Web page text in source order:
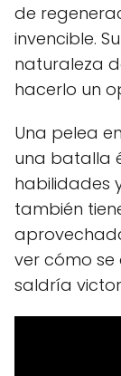
de
invencible.
naturaleza
hacerlo un
Una pelea
una batalla
habilidades
también
ver cómo
saldría